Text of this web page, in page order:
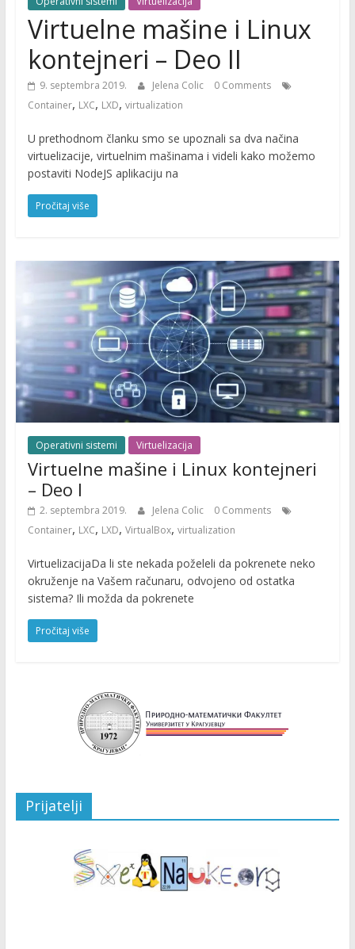
Virtuelne mašine i Linux
kontejneri – Deo II
9. septembra 2019. Jelena Colic
0 Comments
Container, LXC, LXD, virtualization
U prethodnom članku smo se upoznali sa dva načina
virtuelizacije, virtuelnim mašinama i videli kako možemo
postaviti NodeJS aplikaciju na
Pročitaj više
Operativni sistemi Virtuelizacija
Virtuelne mašine i Linux kontejneri
– Deo I
2. septembra 2019. Jelena Colic
0 Comments
Container, LXC, LXD, VirtualBox, virtualization
VirtuelizacijaDa li ste nekada poželeli da pokrenete neko
okruženje na Vašem računaru, odvojeno od ostatka
sistema? Ili možda da pokrenete
Pročitaj više
Prijatelji